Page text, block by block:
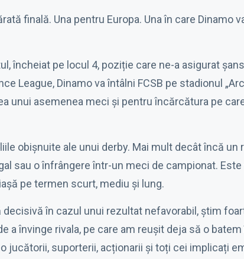
finală. Una pentru Europa. Una în care Dinamo
încheiat pe locul 4, poziție care ne-a asigurat
League, Dinamo va întâlni FCSB pe stadionul
unui asemenea meci și pentru încărcătura pe
obișnuite ale unui derby. Mai mult decât încă un
sau o înfrângere într-un meci de campionat.
pe termen scurt, mediu și lung.
în cazul unui rezultat nefavorabil, știm
a învinge rivala, pe care am reușit deja să o
jucătorii, suporterii, acționarii și toți cei implicați